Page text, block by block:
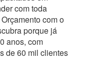
com toda
com o
porque já
anos, com
de 60 mil clientes